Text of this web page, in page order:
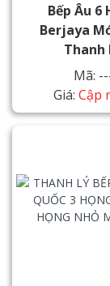
Bếp Âu 6
Berjaya
Thanh
Mã:
Giá: Cập